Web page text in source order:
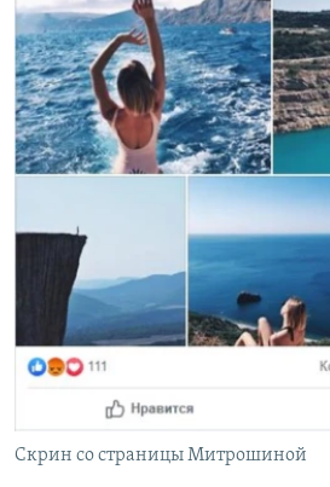
Скрин со страницы Митрошиной